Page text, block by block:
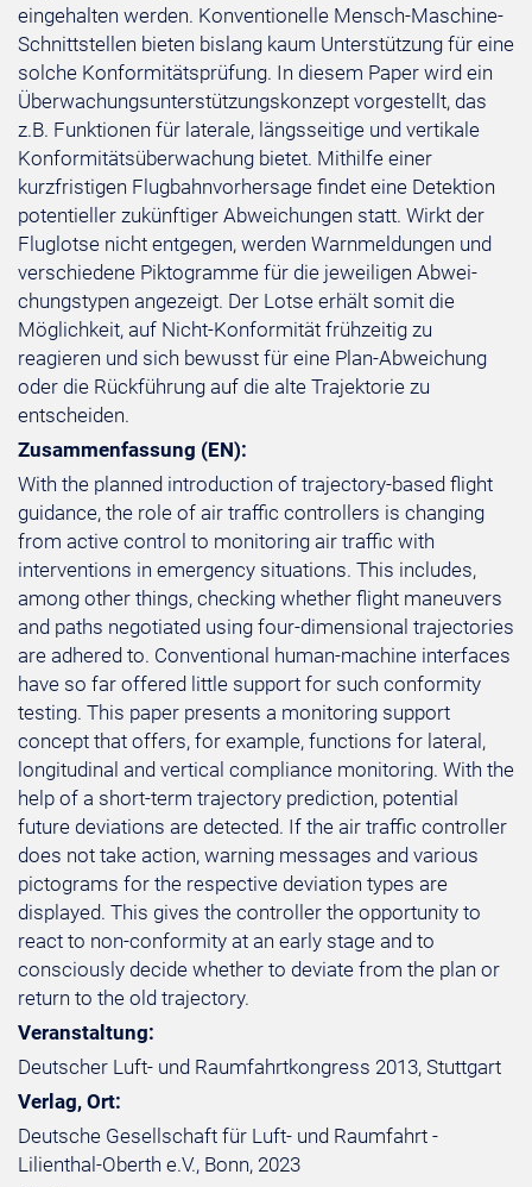
eingehalten werden. Konventionelle Mensch-Maschine-
Schnittstellen bieten bislang kaum Unterstützung für eine
solche Konformitätsprüfung. In diesem Paper wird ein
Überwachungsunterstützungskonzept vorgestellt, das
z.B. Funktionen für laterale, längsseitige und vertikale
Konformitätsüberwachung bietet. Mithilfe einer
kurzfristigen Flugbahnvorhersage findet eine Detektion
potentieller zukünftiger Abweichungen statt. Wirkt der
Fluglotse nicht entgegen, werden Warnmeldungen und
verschiedene Piktogramme für die jeweiligen Abwei-
chungstypen angezeigt. Der Lotse erhält somit die
Möglichkeit, auf Nicht-Konformität frühzeitig zu
reagieren und sich bewusst für eine Plan-Abweichung
oder die Rückführung auf die alte Trajektorie zu
entscheiden.
Zusammenfassung (EN):
With the planned introduction of trajectory-based flight
guidance, the role of air traffic controllers is changing
from active control to monitoring air traffic with
interventions in emergency situations. This includes,
among other things, checking whether flight maneuvers
and paths negotiated using four-dimensional trajectories
are adhered to. Conventional human-machine interfaces
have so far offered little support for such conformity
testing. This paper presents a monitoring support
concept that offers, for example, functions for lateral,
longitudinal and vertical compliance monitoring. With the
help of a short-term trajectory prediction, potential
future deviations are detected. If the air traffic controller
does not take action, warning messages and various
pictograms for the respective deviation types are
displayed. This gives the controller the opportunity to
react to non-conformity at an early stage and to
consciously decide whether to deviate from the plan or
return to the old trajectory.
Veranstaltung:
Deutscher Luft- und Raumfahrtkongress 2013, Stuttgart
Verlag, Ort:
Deutsche Gesellschaft für Luft- und Raumfahrt -
Lilienthal-Oberth e.V., Bonn, 2023